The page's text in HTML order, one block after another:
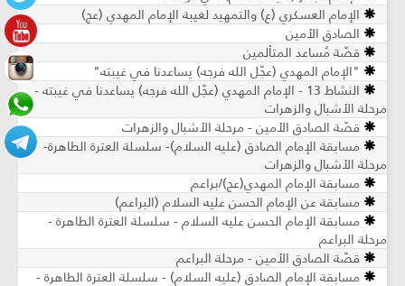
الإمام العسكري (ع) والتمهيد لغيبة الإمام المهدي (عج)
الصادق الأمين
قصّة مُساعد المتألمين
"الإمام المهدي (عجّل الله فرجه) يساعدنا في غيبته"
النشاط 13 - الإمام المهدي (عجّل الله فرجه) يساعدنا في غيبته -
مرحلة الأشبال والزهرات
قصّة الصادق الأمين - مرحلة الأشبال والزهرات
مسابقة الإمام الصادق (عليه السلام)- سلسلة العترة الطاهرة-
مرحلة الأشبال والزهرات
مسابقة الإمام المهدي(عج)/براعم
مسابقة عن الإمام الحسن عليه السلام (البراعم)
مسابقة الإمام الحسن عليه السلام - سلسلة العترة الطاهرة -
مرحلة البراعم
قصّة الصادق الأمين - مرحلة البراعم
مسابقة الإمام الصادق (عليه السلام) - سلسلة العترة الطاهرة -